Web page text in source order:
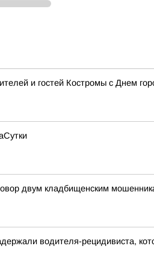
и гостей Костромы с Днем
двум кладбищенским
водителя-рецидивиста,